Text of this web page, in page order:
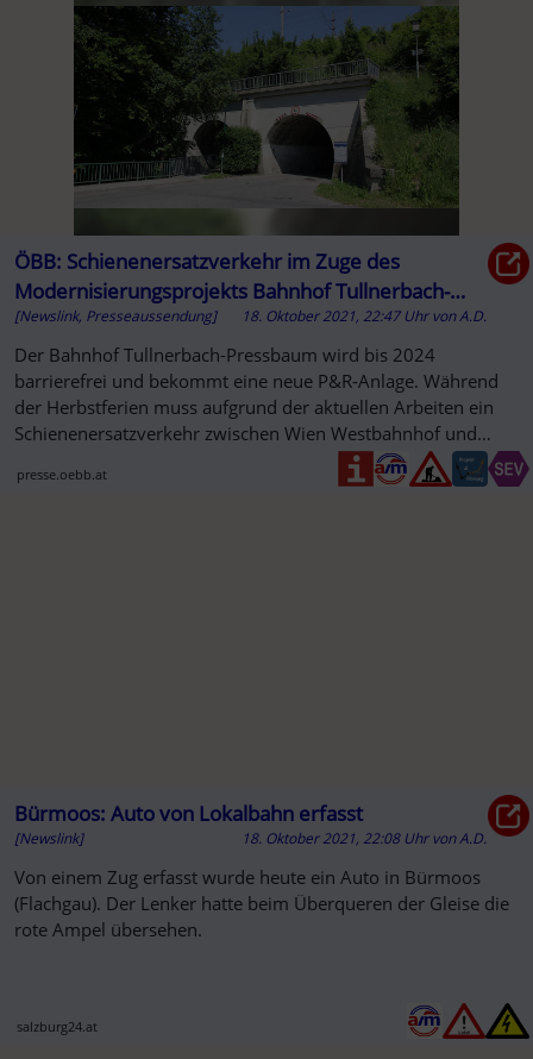
ÖBB: Schienenersatzverkehr im Zuge des
Modernisierungsprojekts Bahnhof Tullnerbach-
Pressbaum
[Newslink, Presseaussendung] 18. Oktober 2021, 22:47 Uhr vonA.D.
Der Bahnhof Tullnerbach-Pressbaum wird bis 2024
barrierefrei und bekommt eine neue P&R-Anlage. Während
der Herbstferien muss aufgrund der aktuellen Arbeiten ein
Schienenersatzverkehr zwischen Wien Westbahnhof und
presse.oebb.at
Bürmoos: Auto von Lokalbahn erfasst
[Newslink] 18. Oktober 2021, 22:08 Uhr vonA.D.
Von einem Zug erfasst wurde heute ein Auto in Bürmoos
(Flachgau). Der Lenker hatte beim Überqueren der Gleise die
rote Ampel übersehen.
salzburg24.at